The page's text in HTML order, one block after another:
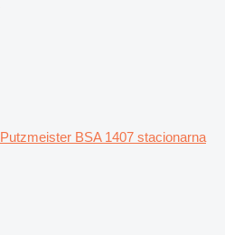
Putzmeister BSA 1407 stacionarna